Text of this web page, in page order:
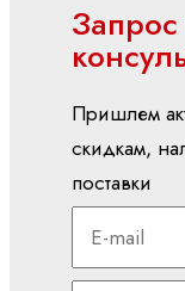
CML
ctrlX
вх./вых (I/O)
S20
(IP20)
Пришлем
скидкам,
поставки